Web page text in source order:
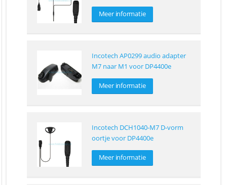
Meer informatie
Incotech AP0299 audio adapter
M7 naar M1 voor DP4400e
Meer informatie
Incotech DCH1040-M7 D-vorm
oortje voor DP4400e
Meer informatie